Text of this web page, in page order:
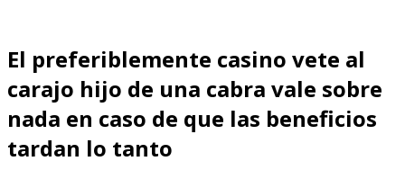
El preferiblemente casino vete al
carajo hijo de una cabra vale sobre
nada en caso de que las beneficios
tardan lo tanto